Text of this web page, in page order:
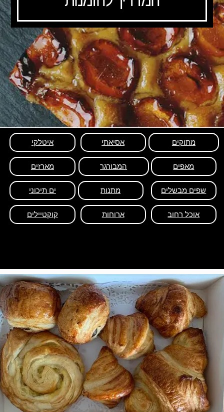
מתוקים אסיאתי איטלקי
מאפים המבורגר מארזים
שפים מבשלים מתנות ים תיכוני
אוכל רחוב ארוחות קוקטיילים